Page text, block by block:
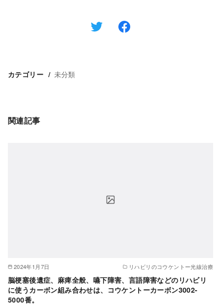
カテゴリー 未分類
関連記事
2024年1月7日 リハビリのコウケントー光線治療
脳梗塞後遺症、麻痺全般、嚥下障害、言語障害などのリハビリ
に使うカーボン組み合わせは、コウケントーカーボン3002-
5000番。